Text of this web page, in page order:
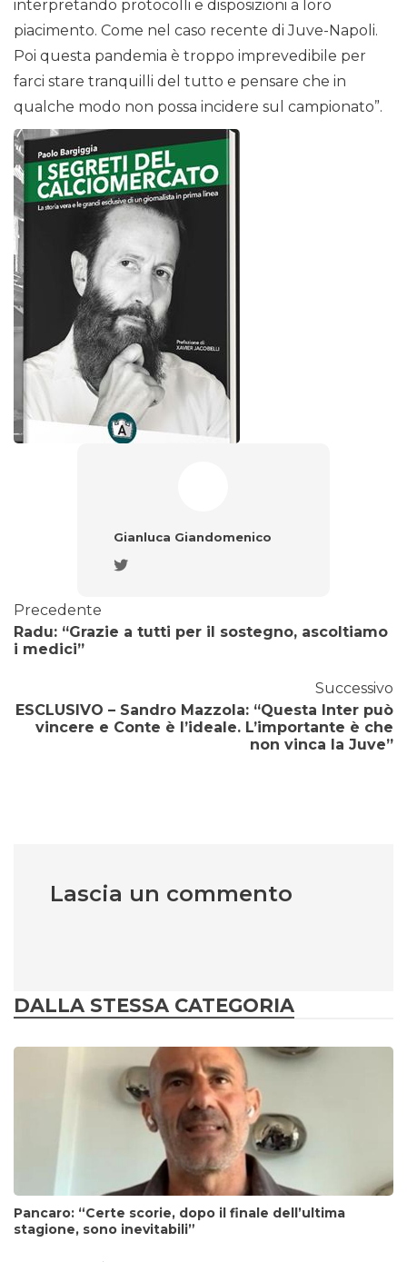
interpretando protocolli e disposizioni a loro
piacimento. Come nel caso recente di Juve-Napoli.
Poi questa pandemia è troppo imprevedibile per
farci stare tranquilli del tutto e pensare che in
qualche modo non possa incidere sul campionato”.
Gianluca Giandomenico
Precedente
Radu: “Grazie a tutti per il sostegno, ascoltiamo
i medici”
Successivo
ESCLUSIVO – Sandro Mazzola: “Questa Inter può
vincere e Conte è l’ideale. L’importante è che
non vinca la Juve”
Lascia un commento
DALLA STESSA CATEGORIA
Pancaro: “Certe scorie, dopo il finale dell’ultima
stagione, sono inevitabili”